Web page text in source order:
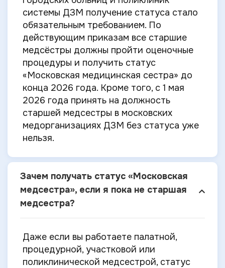
системы ДЗМ получение статуса стало
обязательным требованием. По
действующим приказам все старшие
медсёстры должны пройти оценочные
процедуры и получить статус
«Московская медицинская сестра» до
конца 2026 года. Кроме того, с 1 мая
2026 года принять на должность
старшей медсестры в московских
медорганизациях ДЗМ без статуса уже
нельзя.
Зачем получать статус «Московская
медсестра», если я пока не старшая
медсестра?
Даже если вы работаете палатной,
процедурной, участковой или
поликлинической медсестрой, статус